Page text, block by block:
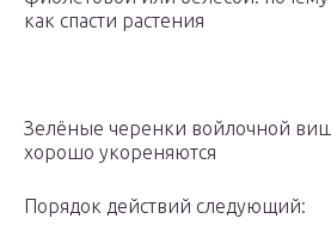
как спасти растения
Зелёные черенки войлочной
хорошо укореняются
Порядок действий следующий: